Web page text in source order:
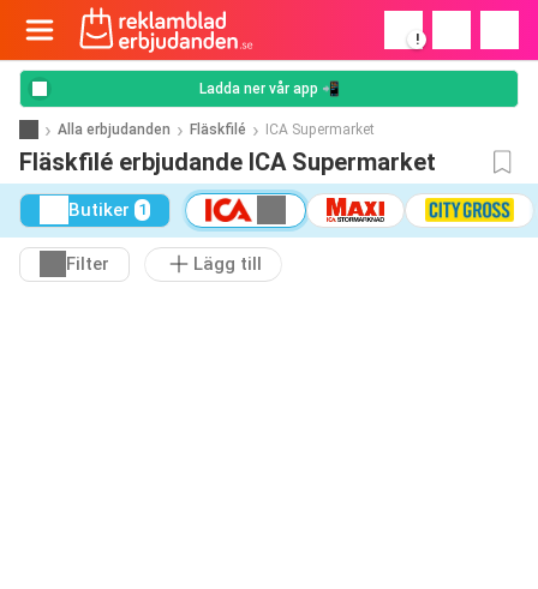
!
Ladda ner vår app 📲
Alla erbjudanden Fläskfilé ICA Supermarket
Fläskfilé erbjudande ICA Supermarket
Butiker 1
Filter Lägg till